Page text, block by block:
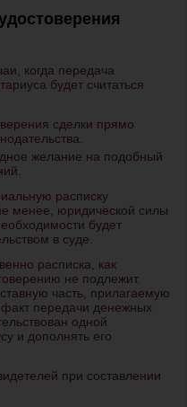
когда передача
будет считаться
сделки прямо
желание на подобный
расписку
менее, юридической силы
будет
в суде.
расписка, как
не подлежит.
часть, прилагаемую
передачи денежных
одной
и дополнять его
при составлении